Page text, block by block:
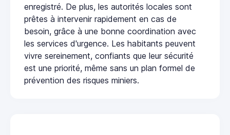
enregistré. De plus, les autorités locales sont
prêtes à intervenir rapidement en cas de
besoin, grâce à une bonne coordination avec
les services d'urgence. Les habitants peuvent
vivre sereinement, confiants que leur sécurité
est une priorité, même sans un plan formel de
prévention des risques miniers.